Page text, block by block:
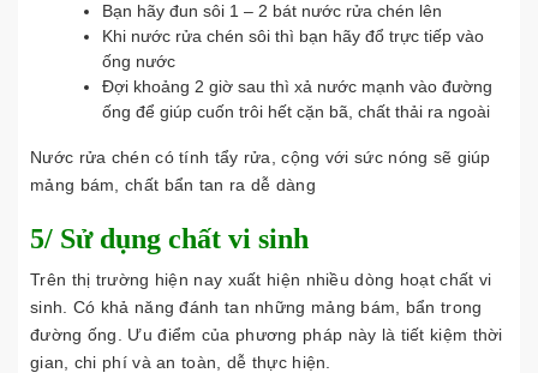
Bạn hãy đun sôi 1 – 2 bát nước rửa chén lên
Khi nước rửa chén sôi thì bạn hãy đổ trực tiếp vào
ống nước
Đợi khoảng 2 giờ sau thì xả nước mạnh vào đường
ống để giúp cuốn trôi hết cặn bã, chất thải ra ngoài
Nước rửa chén có tính tẩy rửa, cộng với sức nóng sẽ giúp
mảng bám, chất bẩn tan ra dễ dàng
5/ Sử dụng chất vi sinh
Trên thị trường hiện nay xuất hiện nhiều dòng hoạt chất vi
sinh. Có khả năng đánh tan những mảng bám, bẩn trong
đường ống. Ưu điểm của phương pháp này là tiết kiệm thời
gian, chi phí và an toàn, dễ thực hiện.